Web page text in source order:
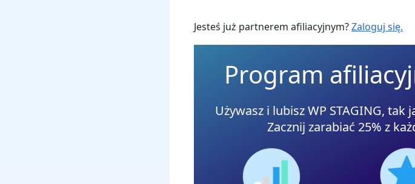
Jesteś już partnerem afiliacyjnym?Zaloguj się.
Program
Używasz i lubisz WP STAGING,
Zacznij zarabiać 25% z